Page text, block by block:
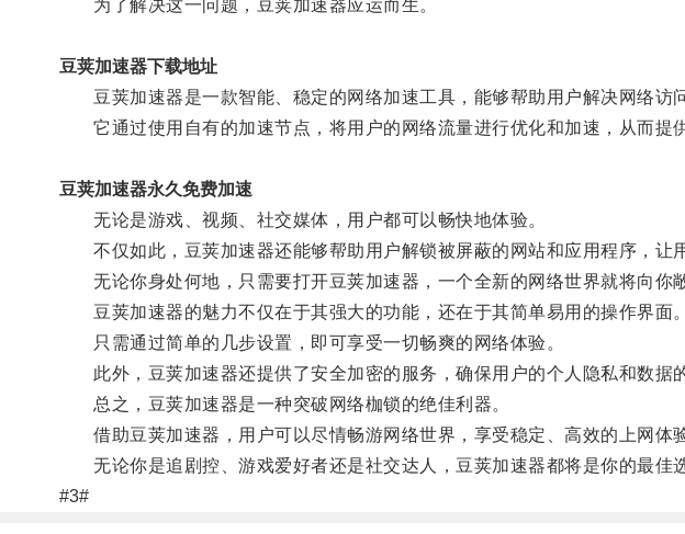
为了解决这一问题，豆荚加速器应运而生。
豆荚加速器下载地址
豆荚加速器是一款智能、稳定的网络加速工具，能够帮助用户解决网络访问
它通过使用自有的加速节点，将用户的网络流量进行优化和加速，从而提
豆荚加速器永久免费加速
无论是游戏、视频、社交媒体，用户都可以畅快地体验。
不仅如此，豆荚加速器还能够帮助用户解锁被屏蔽的网站和应用程序，让
无论你身处何地，只需要打开豆荚加速器，一个全新的网络世界就将向你敞
豆荚加速器的魅力不仅在于其强大的功能，还在于其简单易用的操作界面。
只需通过简单的几步设置，即可享受一切畅爽的网络体验。
此外，豆荚加速器还提供了安全加密的服务，确保用户的个人隐私和数据的
总之，豆荚加速器是一种突破网络枷锁的绝佳利器。
借助豆荚加速器，用户可以尽情畅游网络世界，享受稳定、高效的上网体验
无论你是追剧控、游戏爱好者还是社交达人，豆荚加速器都将是你的最佳选
#3#